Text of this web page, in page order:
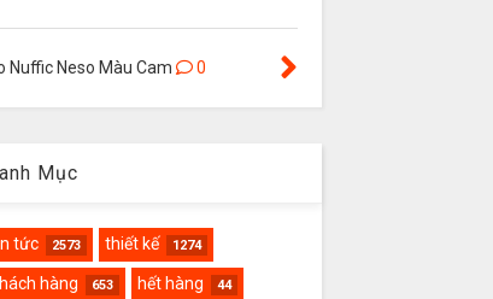
Nuffic Neso Màu Cam 0
Mục
tức 2573 thiết kế 1274
hàng 653 hết hàng 44